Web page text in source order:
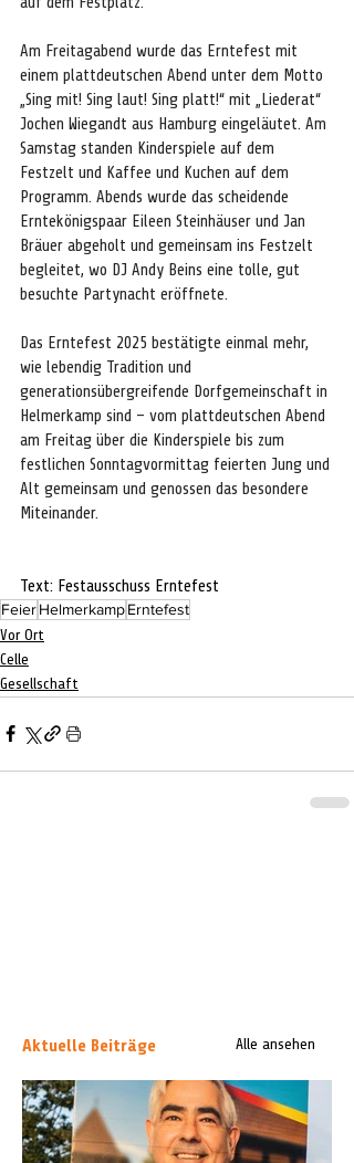
Am Freitagabend wurde das Erntefest mit
einem plattdeutschen Abend unter dem Motto
„Sing mit! Sing laut! Sing platt!“ mit „Liederat“
Jochen Wiegandt aus Hamburg eingeläutet. Am
Samstag standen Kinderspiele auf dem
Festzelt und Kaffee und Kuchen auf dem
Programm. Abends wurde das scheidende
Erntekönigspaar Eileen Steinhäuser und Jan
Bräuer abgeholt und gemeinsam ins Festzelt
begleitet, wo DJ Andy Beins eine tolle, gut
besuchte Partynacht eröffnete.
Das Erntefest 2025 bestätigte einmal mehr,
wie lebendig Tradition und
generationsübergreifende Dorfgemeinschaft in
Helmerkamp sind – vom plattdeutschen Abend
am Freitag über die Kinderspiele bis zum
festlichen Sonntagvormittag feierten Jung und
Alt gemeinsam und genossen das besondere
Miteinander.
Text: Festausschuss Erntefest
FeierHelmerkampErntefest
Vor Ort
Celle
Gesellschaft
Aktuelle Beiträge Alle ansehen